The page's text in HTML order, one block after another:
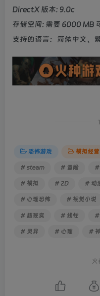
DirectX 版本: 9.0c
存储空间: 需要 6000 MB
支持的语言：简体中文、
恐怖游戏 模拟经营
# steam # 冒险 #
# 模拟 # 2D # 动
# 心理恐怖 # 视觉小说
# 超现实 # 线性 #
# 灵异 # 心理 #
火